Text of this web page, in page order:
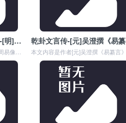
【周易十翼】乾卦文言传-[明]吴桂森撰《周易像象述•卷一》